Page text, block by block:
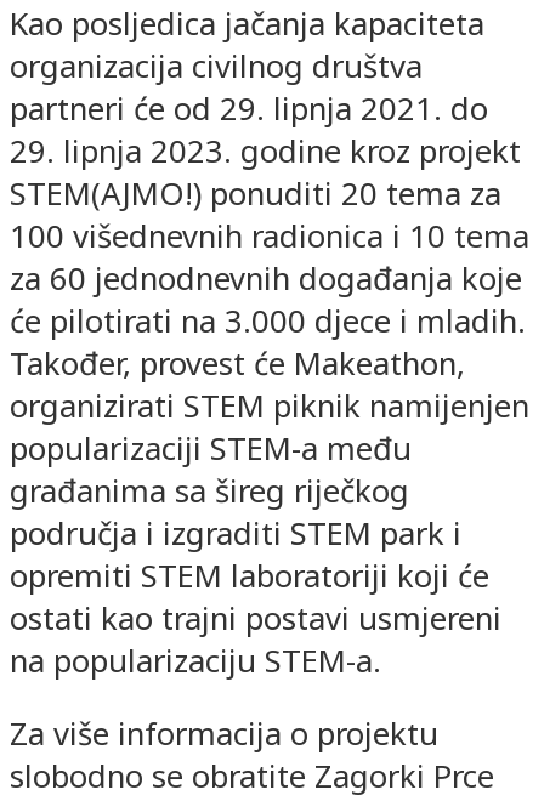
Kao posljedica jačanja kapaciteta
organizacija civilnog društva
partneri će od 29. lipnja 2021. do
29. lipnja 2023. godine kroz projekt
STEM(AJMO!) ponuditi 20 tema za
100 višednevnih radionica i 10 tema
za 60 jednodnevnih događanja koje
će pilotirati na 3.000 djece i mladih.
Također, provest će Makeathon,
organizirati STEM piknik namijenjen
popularizaciji STEM-a među
građanima sa šireg riječkog
područja i izgraditi STEM park i
opremiti STEM laboratoriji koji će
ostati kao trajni postavi usmjereni
na popularizaciju STEM-a.
Za više informacija o projektu
slobodno se obratite Zagorki Prce